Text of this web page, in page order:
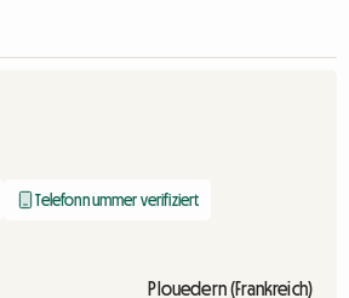
Telefonnummer verifiziert
Plouedern (Frankreich)